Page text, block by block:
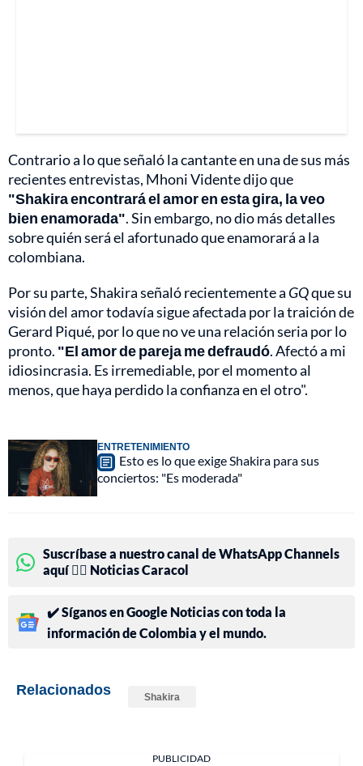
Contrario a lo que señaló la cantante en una de sus más
recientes entrevistas, Mhoni Vidente dijo que
"Shakira encontrará el amor en esta gira, la veo
bien enamorada". Sin embargo, no dio más detalles
sobre quién será el afortunado que enamorará a la
colombiana.
Por su parte, Shakira señaló recientemente a GQque su
visión del amor todavía sigue afectada por la traición de
Gerard Piqué, por lo que no ve una relación seria por lo
pronto. "El amor de pareja me defraudó. Afectó a mi
idiosincrasia. Es irremediable, por el momento al
menos, que haya perdido la confianza en el otro".
ENTRETENIMIENTO
Esto es lo que exige Shakira para sus
conciertos: "Es moderada"
Suscríbase a nuestro canal de WhatsApp Channels
aquí 👉🏻 Noticias Caracol
✔️ Síganos en Google Noticias con toda la
información de Colombia y el mundo.
Relacionados Shakira
PUBLICIDAD